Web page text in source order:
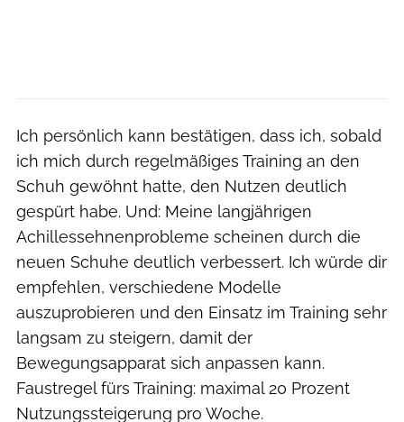
Ich persönlich kann bestätigen, dass ich, sobald
ich mich durch regelmäßiges Training an den
Schuh gewöhnt hatte, den Nutzen deutlich
gespürt habe. Und: Meine langjährigen
Achillessehnenprobleme scheinen durch die
neuen Schuhe deutlich verbessert. Ich würde dir
empfehlen, verschiedene Modelle
auszuprobieren und den Einsatz im Training sehr
langsam zu steigern, damit der
Bewegungsapparat sich anpassen kann.
Faustregel fürs Training: maximal 20 Prozent
Nutzungssteigerung pro Woche.